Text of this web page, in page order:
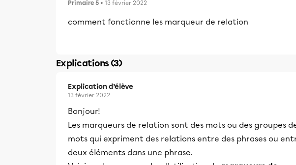
Primaire 5 • 13 février 2022
comment fonctionne les marqueur de relation
Explications (3)
Explication d’élève
13 février 2022
Bonjour!
Les marqueurs de relation sont des mots ou des groupes
mots qui expriment des relations entre des phrases ou
deux éléments dans une phrase.